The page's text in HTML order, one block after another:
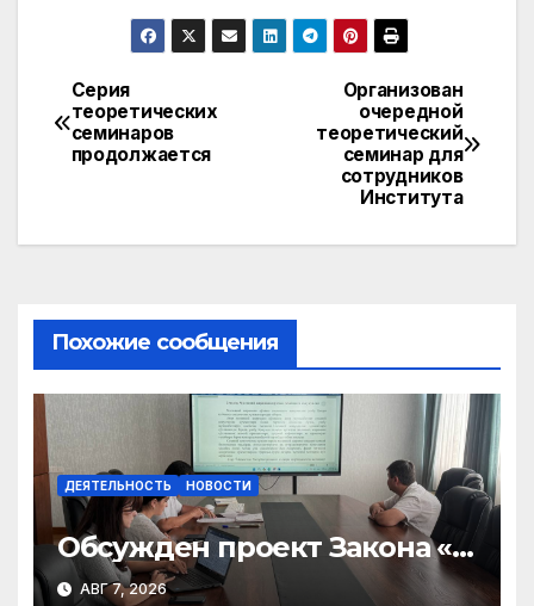
Навигация
по
Организован
очередной
теоретический
семинар для
сотрудников
Института
Серия
теоретических
семинаров
продолжается
Похожие сообщения
ДЕЯТЕЛЬНОСТЬ НОВОСТИ
Обсужден проект Закона «О
финансовом штрафе»
АВГ 7, 2026